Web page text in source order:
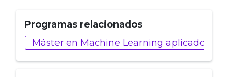
Programas relacionados
Máster en Machine Learning aplicado a